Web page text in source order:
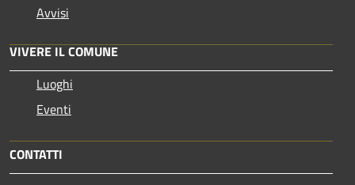
Avvisi
VIVERE IL COMUNE
Luoghi
Eventi
CONTATTI